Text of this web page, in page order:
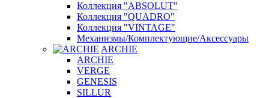
Коллекция "ABSOLUT"
Коллекция "QUADRO"
Коллекция "VINTAGE"
Механизмы/Комплектующие/Аксессуары
ARCHIE
ARCHIE
VERGE
GENESIS
SILLUR